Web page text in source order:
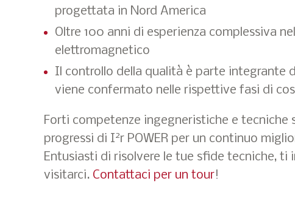
progettata in Nord America
Oltre 100 anni di esperienza complessiva
elettromagnetico
Il controllo della qualità è parte integrante
viene confermato nelle rispettive fasi di
Forti competenze ingegneristiche e tecniche
progressi di I2r POWER per un continuo
Entusiasti di risolvere le tue sfide tecniche, ti
visitarci. Contattaci per un tour!